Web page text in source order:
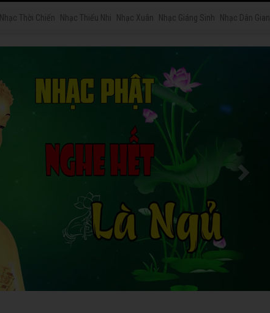
Nhạc Thời Chiến Nhạc Thiếu Nhi Nhạc Xuân Nhạc Giáng Sinh Nhạc Dân Gian